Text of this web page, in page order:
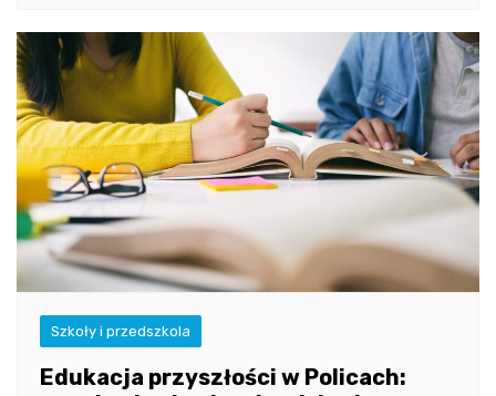
Szkoły i przedszkola
Edukacja przyszłości w Policach: